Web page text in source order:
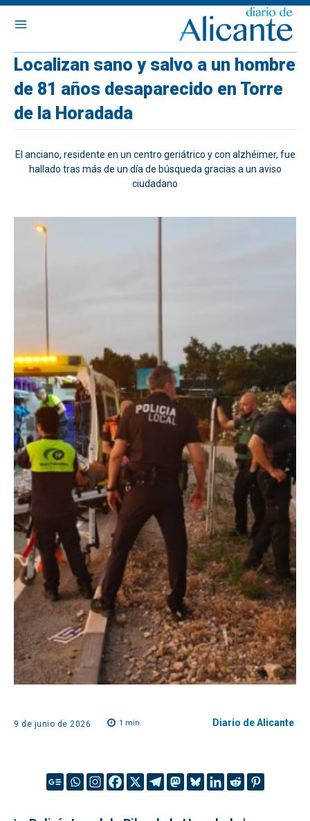
Localizan sano y salvo a un hombre
de 81 años desaparecido en Torre
de la Horadada
El anciano, residente en un centro geriátrico y con alzhéimer, fue
hallado tras más de un día de búsqueda gracias a un aviso
ciudadano
9 de junio de 2026 1 min. Diario de Alicante